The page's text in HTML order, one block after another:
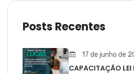
Posts Recentes
17 de junho de
CAPACITAÇÃO LEI